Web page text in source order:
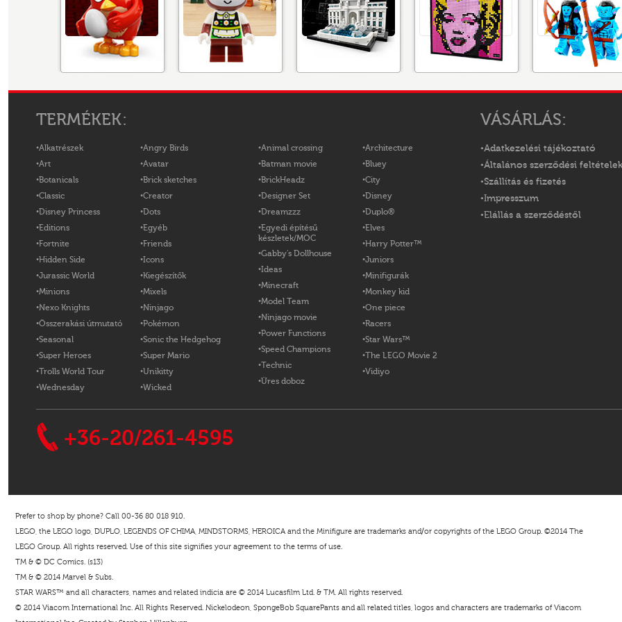
TERMÉKEK:
Alkatrészek
Art
Botanicals
Classic
Disney Princess
Editions
Fortnite
Hidden Side
Jurassic World
Minions
Nexo Knights
Összerakási útmutató
Seasonal
Super Heroes
Trolls World Tour
Wednesday
Angry Birds
Avatar
Brick sketches
Creator
Dots
Egyéb
Friends
Icons
Kiegészítők
Mixels
Ninjago
Pokémon
Sonic the Hedgehog
Super Mario
Unikitty
Wicked
Animal crossing
Batman movie
BrickHeadz
Designer Set
Dreamzzz
Egyedi építésű
készletek/MOC
Gabby's Dollhouse
Ideas
Minecraft
Model Team
Ninjago movie
Power Functions
Speed Champions
Technic
Üres doboz
Architecture
Bluey
City
Disney
Duplo®
Elves
Harry Potter™
Juniors
Minifigurák
Monkey kid
One piece
Racers
Star Wars™
The LEGO Movie 2
Vidiyo
VÁSÁRLÁS:
Adatkezelési tájékoztató
Általános szerződési feltételek
Szállítás és fizetés
Impresszum
Elállás a szerződéstől
+36-20/261-4595
Prefer to shop by phone? Call 00-36 80 018 910.
LEGO, the LEGO logo, DUPLO, LEGENDS OF CHIMA, MINDSTORMS, HEROICA and the Minifigure are trademarks and/or copyrights of the LEGO Group. ©2014 The
LEGO Group. All rights reserved. Use of this site signifies your agreement to the terms of use.
TM & © DC Comics. (s13)
TM & © 2014 Marvel & Subs.
STAR WARS™ and all characters, names and related indicia are © 2014 Lucasfilm Ltd. & TM. All rights reserved.
© 2014 Viacom International Inc. All Rights Reserved. Nickelodeon, SpongeBob SquarePants and all related titles, logos and characters are trademarks of Viacom